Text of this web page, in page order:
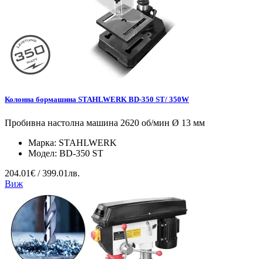
Колонна бормашина STAHLWERK BD-350 ST/ 350W
Пробивна настолна машина 2620 об/мин Ø 13 мм
Марка: STAHLWERK
Модел: BD-350 ST
204.01€ / 399.01лв.
Виж